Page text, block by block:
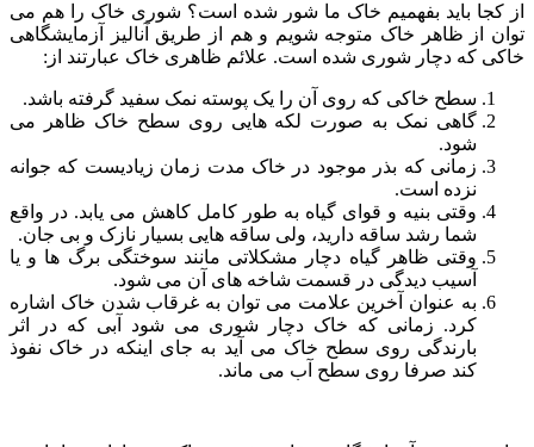
از کجا باید بفهمیم خاک ما شور شده است؟ شوری خاک را هم می
توان از ظاهر خاک متوجه شویم و هم از طریق آنالیز آزمایشگاهی
خاکی که دچار شوری شده است. علائم ظاهری خاک عبارتند از:
سطح خاکی که روی آن را یک پوسته نمک سفید گرفته باشد.
گاهی نمک به صورت لکه هایی روی سطح خاک ظاهر می
شود.
زمانی که بذر موجود در خاک مدت زمان زیادیست که جوانه
نزده است.
وقتی بنیه و قوای گیاه به طور کامل کاهش می یابد. در واقع
شما رشد ساقه دارید، ولی ساقه هایی بسیار نازک و بی جان.
وقتی ظاهر گیاه دچار مشکلاتی مانند سوختگی برگ ها و یا
آسیب دیدگی در قسمت شاخه های آن می شود.
به عنوان آخرین علامت می توان به غرقاب شدن خاک اشاره
کرد. زمانی که خاک دچار شوری می شود آبی که در اثر
بارندگی روی سطح خاک می آید به جای اینکه در خاک نفوذ
کند صرفا روی سطح آب می ماند.